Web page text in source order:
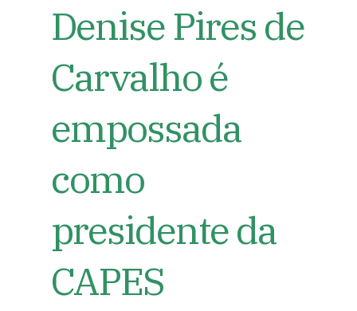
Denise Pires de
Carvalho é
empossada
como
presidente da
CAPES